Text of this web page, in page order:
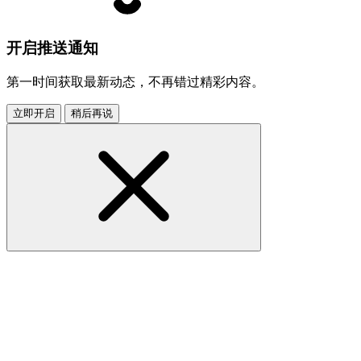
开启推送通知
第一时间获取最新动态，不再错过精彩内容。
立即开启 稍后再说